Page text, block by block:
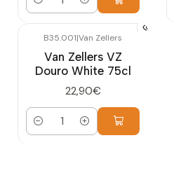
Cantidad
B35.001|Van Zellers
Van Zellers VZ
Douro White 75cl
22,90€
Cantidad